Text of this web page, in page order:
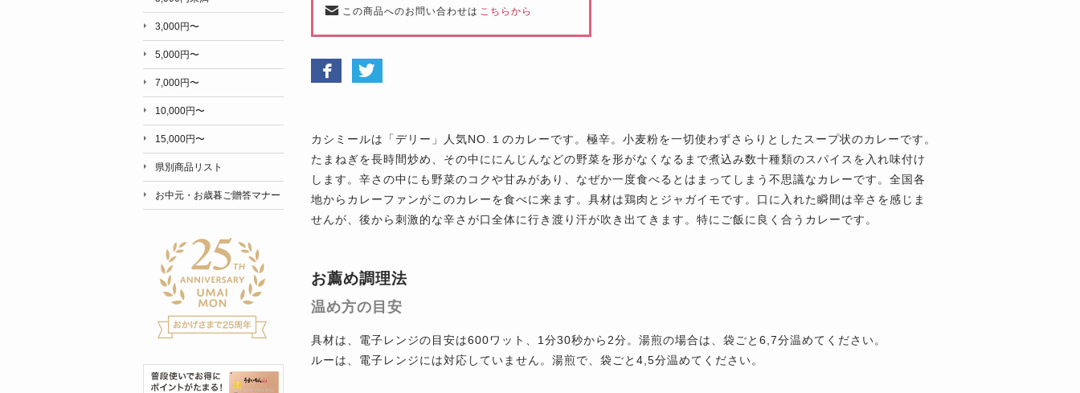
この商品へのお問い合わせは こちらから
カシミールは「デリー」人気NO.１のカレーです。極辛。小麦粉を一切使わずさらりとしたスープ状のカレーです。
たまねぎを長時間炒め、その中ににんじんなどの野菜を形がなくなるまで煮込み数十種類のスパイスを入れ味付け
します。辛さの中にも野菜のコクや甘みがあり、なぜか一度食べるとはまってしまう不思議なカレーです。全国各
地からカレーファンがこのカレーを食べに来ます。具材は鶏肉とジャガイモです。口に入れた瞬間は辛さを感じま
せんが、後から刺激的な辛さが口全体に行き渡り汗が吹き出てきます。特にご飯に良く合うカレーです。
お薦め調理法
温め方の目安
具材は、電子レンジの目安は600ワット、1分30秒から2分。湯煎の場合は、袋ごと6,7分温めてください。
ルーは、電子レンジには対応していません。湯煎で、袋ごと4,5分温めてください。
3,000円〜
5,000円〜
7,000円〜
10,000円〜
15,000円〜
県別商品リスト
お中元・お歳暮ご贈答マナー